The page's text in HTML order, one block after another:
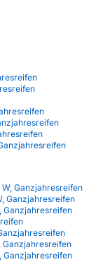
W, Ganzjahresreifen
Ganzjahresreifen
Ganzjahresreifen
Ganzjahresreifen
Ganzjahresreifen